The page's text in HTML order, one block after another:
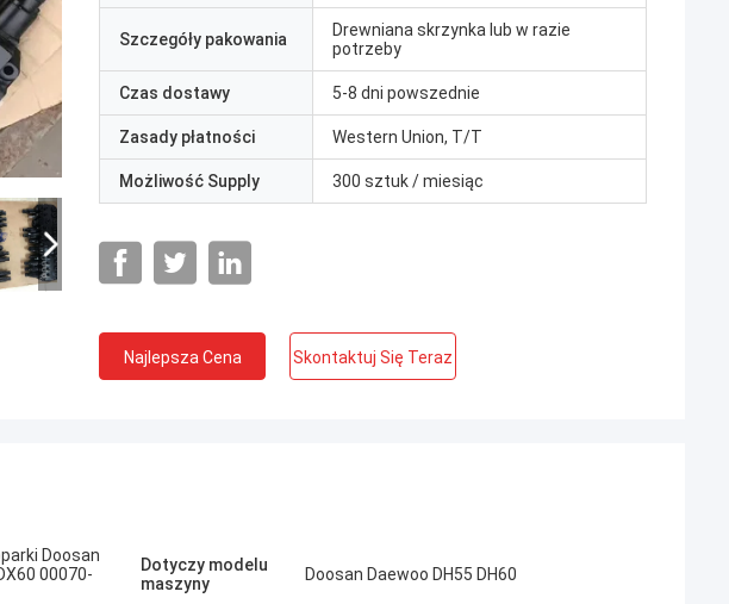
Podoba mi się ta firma. Są profesjonalni i
przyjaźni. Doskonała obsługa i przyjazne
Szczegóły pakowania
Drewniana skrzynka lub w razie
potrzeby
Czas dostawy 5-8 dni powszednie
Zasady płatności Western Union, T/T
Możliwość Supply 300 sztuk / miesiąc
Najlepsza Cena Skontaktuj Się Teraz
Doosan
00070-
Dotyczy modelu
maszyny
Doosan Daewoo DH55 DH60